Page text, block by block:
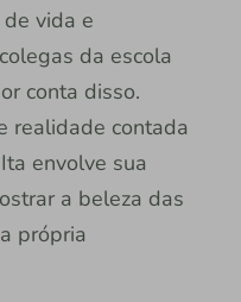
vida e
da escola
conta disso.
realidade contada
envolve sua
a beleza das
própria